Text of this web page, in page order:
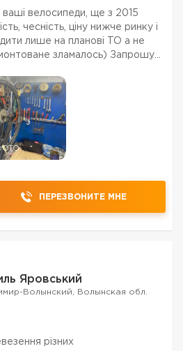
ваші велосипеди, ще з 2015
чесність, ціну нижче ринку і
лише на планові ТО а не
зламалось) Запрошую
ПЕРЕЗВОНИТЕ МНЕ
Яровський
Волынский, Волынская обл.
різних